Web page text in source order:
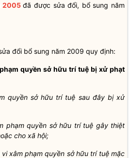
2005 đã được sửa đổi, bổ sung năm
đổi bổ sung năm 2009 quy định:
quyền sở hữu trí tuệ bị xử phạt
quyền sở hữu trí tuệ sau đây bị xử
phạm quyền sở hữu trí tuệ gây thiệt
cho xã hội;
xâm phạm quyền sở hữu trí tuệ mặc